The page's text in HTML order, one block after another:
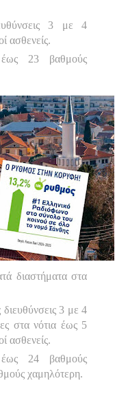
3 με 4
ασθενείς.
23 βαθμούς
διαστήματα στα
3 με 4
στα νότια έως 5
ασθενείς.
24 βαθμούς
χαμηλότερη.